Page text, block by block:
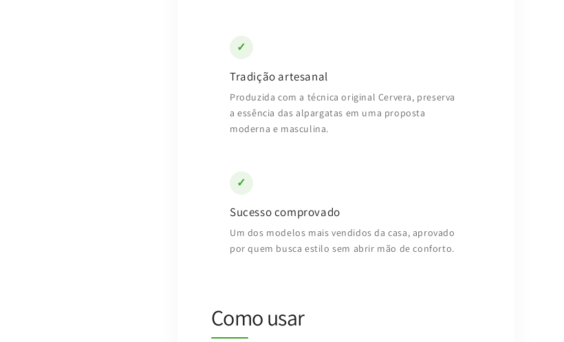
✓
Tradição artesanal
Produzida com a técnica original Cervera, preserva
a essência das alpargatas em uma proposta
moderna e masculina.
✓
Sucesso comprovado
Um dos modelos mais vendidos da casa, aprovado
por quem busca estilo sem abrir mão de conforto.
Como usar